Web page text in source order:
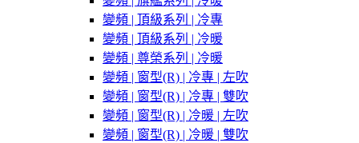
變頻 | 頂級系列 | 冷專
變頻 | 頂級系列 | 冷暖
變頻 | 尊榮系列 | 冷暖
變頻 | 窗型(R) | 冷專 | 左吹
變頻 | 窗型(R) | 冷專 | 雙吹
變頻 | 窗型(R) | 冷暖 | 左吹
變頻 | 窗型(R) | 冷暖 | 雙吹